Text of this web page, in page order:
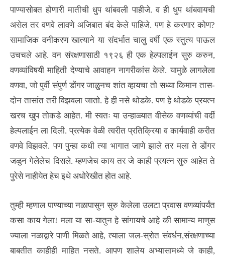
पाण्यासोबत होणारी मातीची धुप थांबवली पाहीजे. व ही धुप थांबवायची
असेल तर वणवे लावणे अजिबात बंद केले पाहिजे. पण हे करणार कोण?
सामाजिक वनीकरण खात्याने या संदर्भात चालु वर्षी एक स्तुत्य पाऊल
उचचले आहे. वन संरक्षणासाठी १९२६ ही एक हेल्पलाईन सुरु करुन,
वणव्यांविषयी माहिती देण्याचे आवाहन नागरीकांस केले. यामुळे लागलेला
वणवा, जो पुर्वी संपुर्ण डोंगर जाळुनच शांत व्हायचा तो सध्या किमान तास-
दोन तासांत तरी विझवला जातो. हे ही नसे थोडके. पण हे थोडके प्रयत्न
खरच खुप तोकडे आहेत. मी स्वतः या उन्हाळ्यात वीसेक वणव्यांची वर्दी
हेल्पलाईन ला दिली. प्रत्येक वेळी त्वरीत प्रतिक्रिया व कार्यवाही करीत
वणवे विझवले. पण पुन्हा कधी त्या भागात जाणे झाले तर मला ते डोंगर
जळुन गेलेलेच दिसले. म्हणजेच काय तर जे काही प्रयत्न सुरु आहेत ते
पुरेसे नाहीयेत हेच इथे अधोरेखीत होत आहे.
तुम्ही म्हणाल पाण्याच्या नळापासुन सुरु केलेला उलटा प्रवास वणव्यांपर्यंत
कसा काय गेला! मला या सा-यातुन हे सांगायचे आहे की सामान्य माणुस
ज्याला नळाद्वारे पाणी मिळते आहे, त्याला जल-स्रोत संवर्धन,संरक्षणाच्या
बाबतीत काहीही माहित नसते. आपण शालेय अभ्यासामध्ये जे काही,